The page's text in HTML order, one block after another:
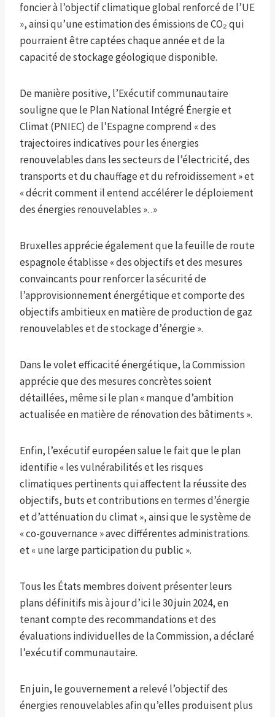
foncier à l’objectif climatique global renforcé de l’UE
», ainsi qu’une estimation des émissions de CO₂ qui
pourraient être captées chaque année et de la
capacité de stockage géologique disponible.
De manière positive, l’Exécutif communautaire
souligne que le Plan National Intégré Énergie et
Climat (PNIEC) de l’Espagne comprend « des
trajectoires indicatives pour les énergies
renouvelables dans les secteurs de l’électricité, des
transports et du chauffage et du refroidissement » et
« décrit comment il entend accélérer le déploiement
des énergies renouvelables ». .»
Bruxelles apprécie également que la feuille de route
espagnole établisse « des objectifs et des mesures
convaincants pour renforcer la sécurité de
l’approvisionnement énergétique et comporte des
objectifs ambitieux en matière de production de gaz
renouvelables et de stockage d’énergie ».
Dans le volet efficacité énergétique, la Commission
apprécie que des mesures concrètes soient
détaillées, même si le plan « manque d’ambition
actualisée en matière de rénovation des bâtiments ».
Enfin, l’exécutif européen salue le fait que le plan
identifie « les vulnérabilités et les risques
climatiques pertinents qui affectent la réussite des
objectifs, buts et contributions en termes d’énergie
et d’atténuation du climat », ainsi que le système de
« co-gouvernance » avec différentes administrations.
et « une large participation du public ».
Tous les États membres doivent présenter leurs
plans définitifs mis à jour d’ici le 30 juin 2024, en
tenant compte des recommandations et des
évaluations individuelles de la Commission, a déclaré
l’exécutif communautaire.
En juin, le gouvernement a relevé l’objectif des
énergies renouvelables afin qu’elles produisent plus